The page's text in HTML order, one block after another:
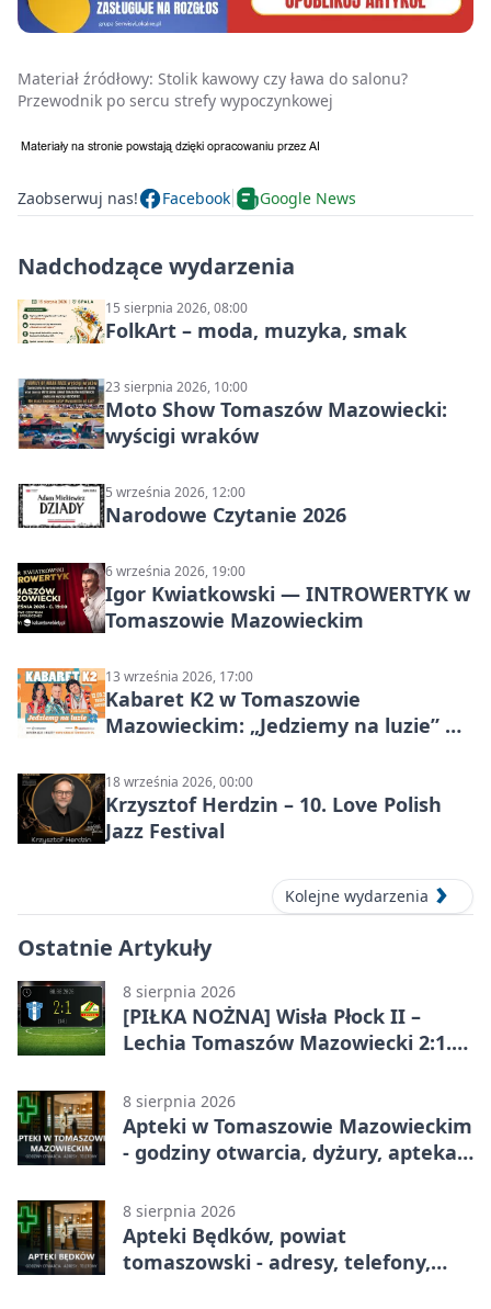
Materiał źródłowy: Stolik kawowy czy ława do salonu?
Przewodnik po sercu strefy wypoczynkowej
Zaobserwuj nas! Facebook Google News
Nadchodzące wydarzenia
15 sierpnia 2026, 08:00
FolkArt – moda, muzyka, smak
23 sierpnia 2026, 10:00
Moto Show Tomaszów Mazowiecki:
wyścigi wraków
5 września 2026, 12:00
Narodowe Czytanie 2026
6 września 2026, 19:00
Igor Kwiatkowski — INTROWERTYK w
Tomaszowie Mazowieckim
13 września 2026, 17:00
Kabaret K2 w Tomaszowie
Mazowieckim: „Jedziemy na luzie” w
Społecznej
18 września 2026, 00:00
Krzysztof Herdzin – 10. Love Polish
Jazz Festival
Kolejne wydarzenia
Ostatnie Artykuły
8 sierpnia 2026
[PIŁKA NOŻNA] Wisła Płock II –
Lechia Tomaszów Mazowiecki 2:1.
w Betclic 3. Lidze Grupa 1 (Grupa I)
8 sierpnia 2026
Apteki w Tomaszowie Mazowieckim
- godziny otwarcia, dyżury, apteka
8 sierpnia 2026
Apteki Będków, powiat
tomaszowski - adresy, telefony,